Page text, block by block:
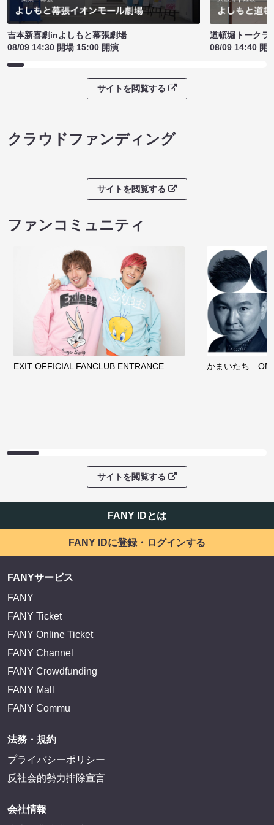
吉本新喜劇inよしもと幕張劇場
08/09 14:30 開場 15:00 開演
道頓堀トークラ
08/09 14:40 開
サイトを閲覧する
クラウドファンディング
サイトを閲覧する
ファンコミュニティ
EXIT OFFICIAL FANCLUB ENTRANCE かまいたち
サイトを閲覧する
FANY IDとは
FANY IDに登録・ログインする
FANYサービス
FANY
FANY Ticket
FANY Online Ticket
FANY Channel
FANY Crowdfunding
FANY Mall
FANY Commu
法務・規約
プライバシーポリシー
反社会的勢力排除宣言
会社情報